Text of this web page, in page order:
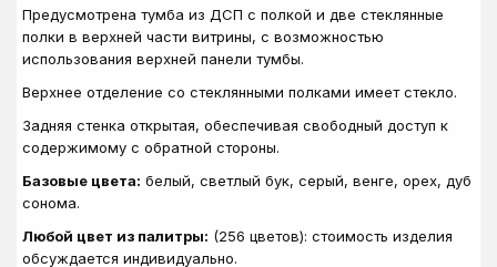
Предусмотрена тумба из ДСП с полкой и две стеклянные
полки в верхней части витрины, с возможностью
использования верхней панели тумбы.
Верхнее отделение со стеклянными полками имеет стекло.
Задняя стенка открытая, обеспечивая свободный доступ к
содержимому с обратной стороны.
Базовые цвета: белый, светлый бук, серый, венге, орех, дуб
сонома.
Любой цвет из палитры: (256 цветов): стоимость изделия
обсуждается индивидуально.